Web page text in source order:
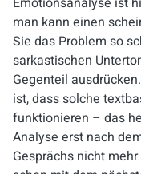
man kann einen
Sie das Problem so
sarkastischen
Gegenteil
ist, dass solche
funktionieren – das
Analyse erst nach
Gesprächs nicht